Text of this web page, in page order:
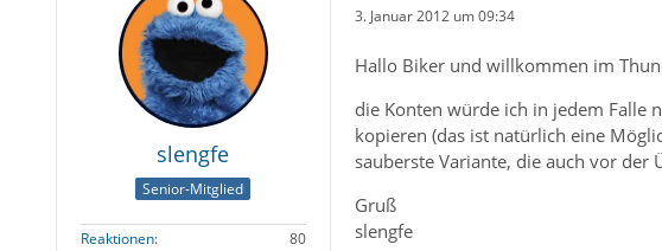
slengfe
Senior-Mitglied
Reaktionen
80
3. Januar 2012 um 09:34
Hallo Biker und willkommen im
die Konten würde ich in jedem Falle
kopieren (das ist natürlich eine
sauberste Variante, die auch vor der
Gruß
slengfe